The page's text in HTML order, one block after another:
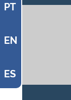
PT
EN
ES